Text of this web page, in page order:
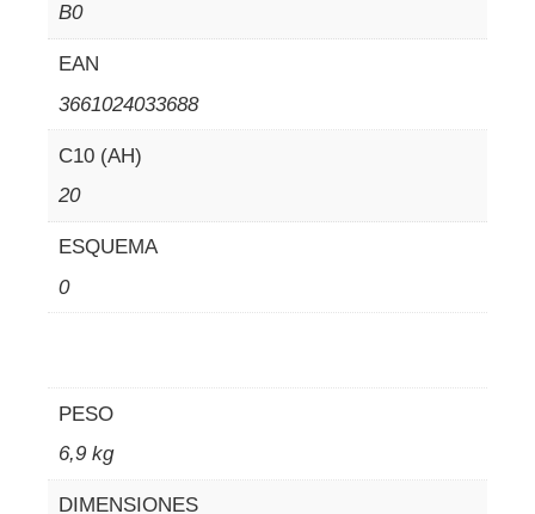
B0
EAN
3661024033688
C10 (AH)
20
ESQUEMA
0
PESO
6,9 kg
DIMENSIONES